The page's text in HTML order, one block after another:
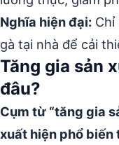
Nghĩa hiện đại:
gà tại nhà để cải
Tăng gia sản
đâu?
Cụm từ “tăng gia
xuất hiện phổ